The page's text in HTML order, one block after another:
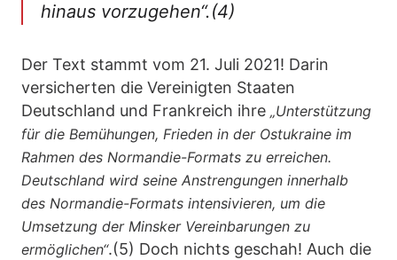
hinaus vorzugehen“.(4)
Der Text stammt vom 21. Juli 2021! Darin
versicherten die Vereinigten Staaten
Deutschland und Frankreich ihre „Unterstützung
für die Bemühungen, Frieden in der Ostukraine im
Rahmen des Normandie-Formats zu erreichen.
Deutschland wird seine Anstrengungen innerhalb
des Normandie-Formats intensivieren, um die
Umsetzung der Minsker Vereinbarungen zu
ermöglichen“.(5) Doch nichts geschah! Auch die